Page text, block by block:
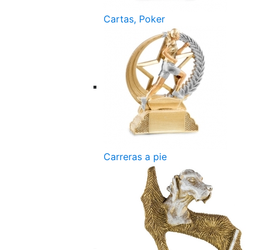
Cartas, Poker
Carreras a pie